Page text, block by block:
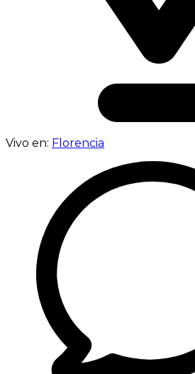
Vivo en: Florencia